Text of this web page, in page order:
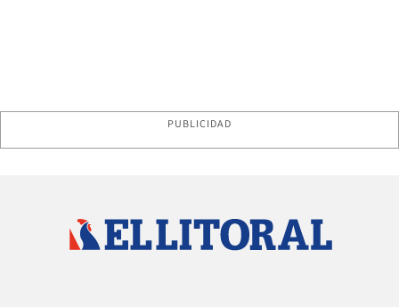
PUBLICIDAD